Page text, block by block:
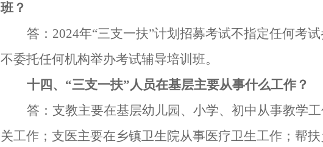
班？
答： 2024年“三支一扶”计划招募考试不指定任何考
不委托任何机构举办考试辅导培训班。
十四、 “三支一扶”人员在基层主要从事什么工作？
答：支教主要在基层幼儿园、小学、初中从事教学
关工作；支医主要在乡镇卫生院从事医疗卫生工作； 帮